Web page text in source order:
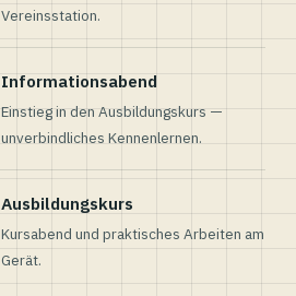
Vereinsstation.
Informationsabend
Einstieg in den Ausbildungskurs —
unverbindliches Kennenlernen.
Ausbildungskurs
Kursabend und praktisches Arbeiten am
Gerät.